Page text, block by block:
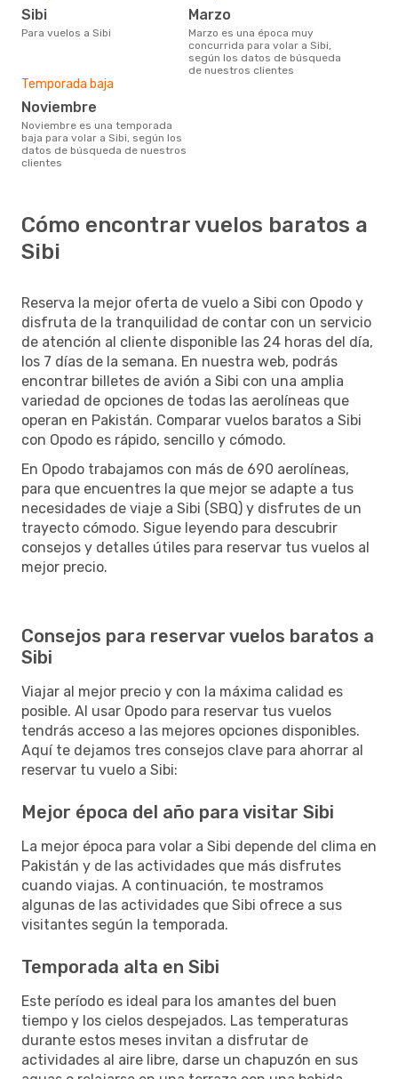
Sibi
Para vuelos a Sibi
marzo
marzo es una época muy
concurrida para volar a Sibi,
según los datos de búsqueda
de nuestros clientes
Temporada baja
noviembre
noviembre es una temporada
baja para volar a Sibi, según los
datos de búsqueda de nuestros
clientes
Cómo encontrar vuelos baratos a
Sibi
Reserva la mejor oferta de vuelo a Sibi con Opodo y
disfruta de la tranquilidad de contar con un servicio
de atención al cliente disponible las 24 horas del día,
los 7 días de la semana. En nuestra web, podrás
encontrar billetes de avión a Sibi con una amplia
variedad de opciones de todas las aerolíneas que
operan en Pakistán. Comparar vuelos baratos a Sibi
con Opodo es rápido, sencillo y cómodo.
En Opodo trabajamos con más de 690 aerolíneas,
para que encuentres la que mejor se adapte a tus
necesidades de viaje a Sibi (SBQ) y disfrutes de un
trayecto cómodo. Sigue leyendo para descubrir
consejos y detalles útiles para reservar tus vuelos al
mejor precio.
Consejos para reservar vuelos baratos a
Sibi
Viajar al mejor precio y con la máxima calidad es
posible. Al usar Opodo para reservar tus vuelos
tendrás acceso a las mejores opciones disponibles.
Aquí te dejamos tres consejos clave para ahorrar al
reservar tu vuelo a Sibi:
Mejor época del año para visitar Sibi
La mejor época para volar a Sibi depende del clima en
Pakistán y de las actividades que más disfrutes
cuando viajas. A continuación, te mostramos
algunas de las actividades que Sibi ofrece a sus
visitantes según la temporada.
Temporada alta en Sibi
Este período es ideal para los amantes del buen
tiempo y los cielos despejados. Las temperaturas
durante estos meses invitan a disfrutar de
actividades al aire libre, darse un chapuzón en sus